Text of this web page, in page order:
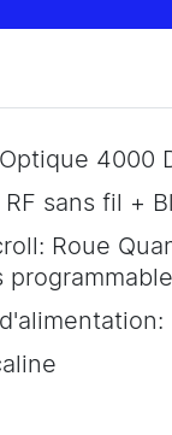
4000
RF sans fil +
Roue